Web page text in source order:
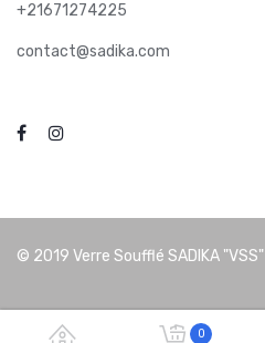
0
+21671274225
contact@sadika.com
© 2019 Verre Soufflé SADIKA "VSS"